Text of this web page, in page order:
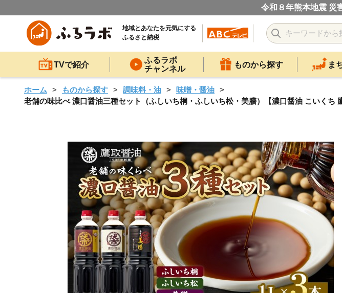
令和８年熊本地震 災
地域とあなたを元気にする
ふるさと納税
TVで紹介
ふるラボ
チャンネル
ものから探す ま
ホーム ものから探す 調味料・油
味噌・醤油
老舗の味比べ 濃口醤油三種セット（ふしいち桐・ふしいち松・美膳）【濃口醤油 こいくち